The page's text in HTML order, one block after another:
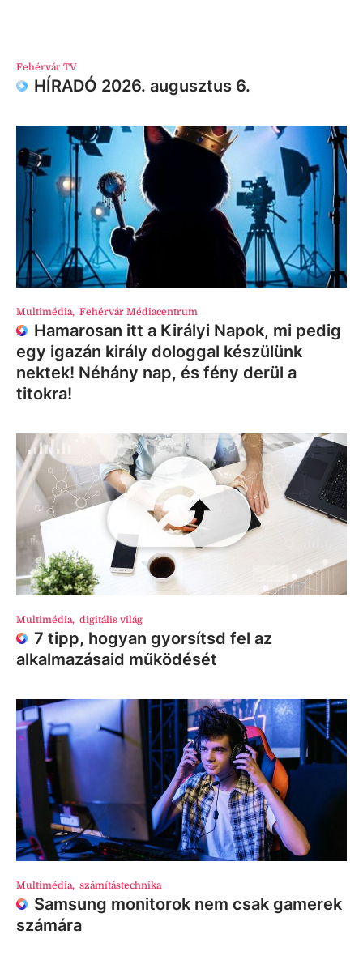
Fehérvár TV
HÍRADÓ 2026. augusztus 6.
Multimédia, Fehérvár Médiacentrum
Hamarosan itt a Királyi Napok, mi pedig
egy igazán király dologgal készülünk
nektek! Néhány nap, és fény derül a
titokra!
Multimédia, digitális világ
7 tipp, hogyan gyorsítsd fel az
alkalmazásaid működését
Multimédia, számítástechnika
Samsung monitorok nem csak gamerek
számára